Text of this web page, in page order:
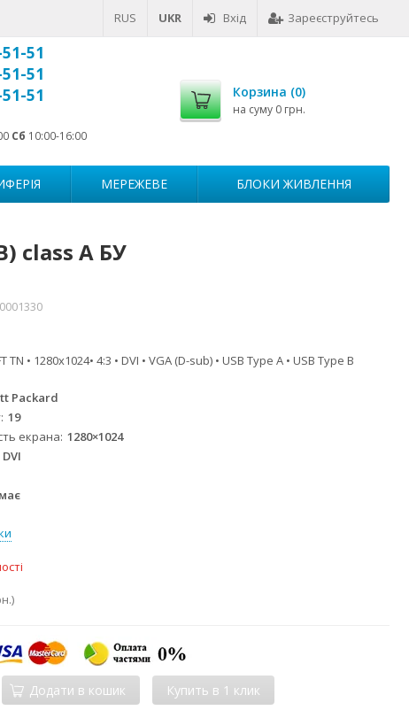
RUS UKR Вхід Зареєструйтесь
51
51
51
Сб 10:00-16:00
Корзина (0)
на суму 0 грн.
МЕРЕЖЕВЕ БЛОКИ ЖИВЛЕННЯ
class A БУ
TN • 1280x1024• 4:3 • DVI • VGA (D-sub) • USB Type A • USB Type B
Packard
19
екрана 1280×1024
)
Додати в кошик